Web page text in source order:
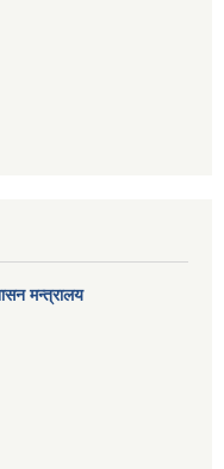
मन्त्रालय